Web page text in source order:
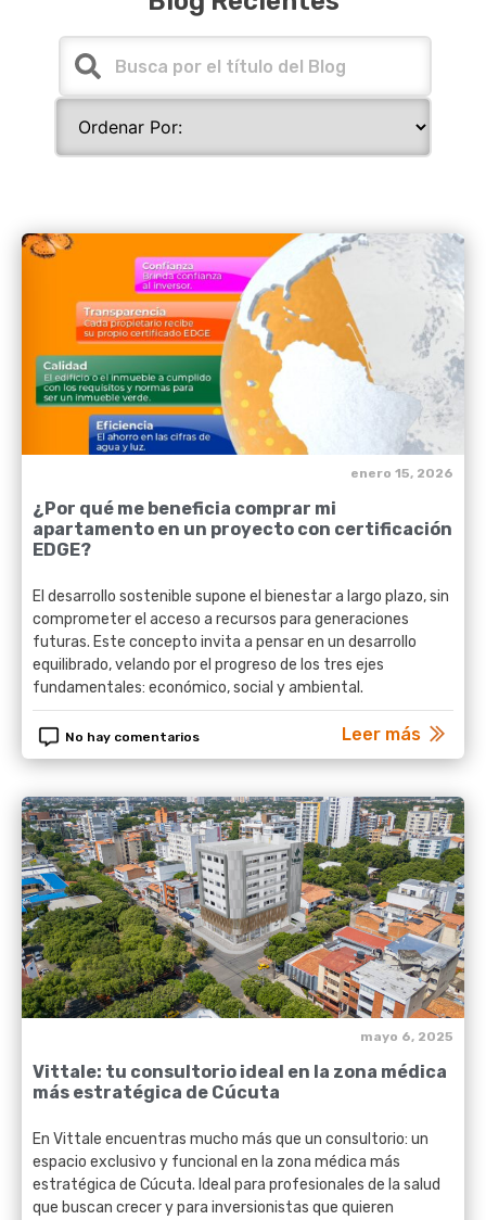
¿Por qué me beneficia comprar mi
apartamento en un proyecto con certificación
EDGE?
enero 15, 2026
No hay comentarios
El desarrollo sostenible supone el bienestar a largo plazo, sin
comprometer el acceso a recursos para generaciones
futuras. Este concepto invita a pensar en un desarrollo
equilibrado, velando por el progreso de los tres ejes
fundamentales: económico, social y ambiental.
Leer más
Vittale: tu consultorio ideal en la zona médica
más estratégica de Cúcuta
mayo 6, 2025
En Vittale encuentras mucho más que un consultorio: un
espacio exclusivo y funcional en la zona médica más
estratégica de Cúcuta. Ideal para profesionales de la salud
que buscan crecer y para inversionistas que quieren